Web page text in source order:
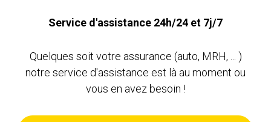
Service d'assistance 24h/24 et 7j/7
Quelques soit votre assurance (auto, MRH, ... )
notre service d'assistance est là au moment ou
vous en avez besoin !